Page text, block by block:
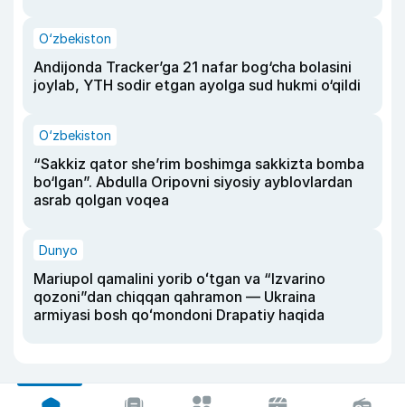
O‘zbekiston
Andijonda Tracker’ga 21 nafar bog‘cha bolasini
joylab, YTH sodir etgan ayolga sud hukmi o‘qildi
O‘zbekiston
“Sakkiz qator she’rim boshimga sakkizta bomba
bo‘lgan”. Abdulla Oripovni siyosiy ayblovlardan
asrab qolgan voqea
Dunyo
Mariupol qamalini yorib oʻtgan va “Izvarino
qozoni”dan chiqqan qahramon — Ukraina
armiyasi bosh qoʻmondoni Drapatiy haqida